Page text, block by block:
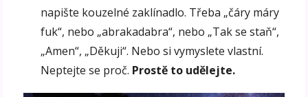
napište kouzelné zaklínadlo. Třeba „čáry máry
fuk“, nebo „abrakadabra“, nebo „Tak se staň“,
„Amen“, „Děkuji“. Nebo si vymyslete vlastní.
Neptejte se proč. Prostě to udělejte.